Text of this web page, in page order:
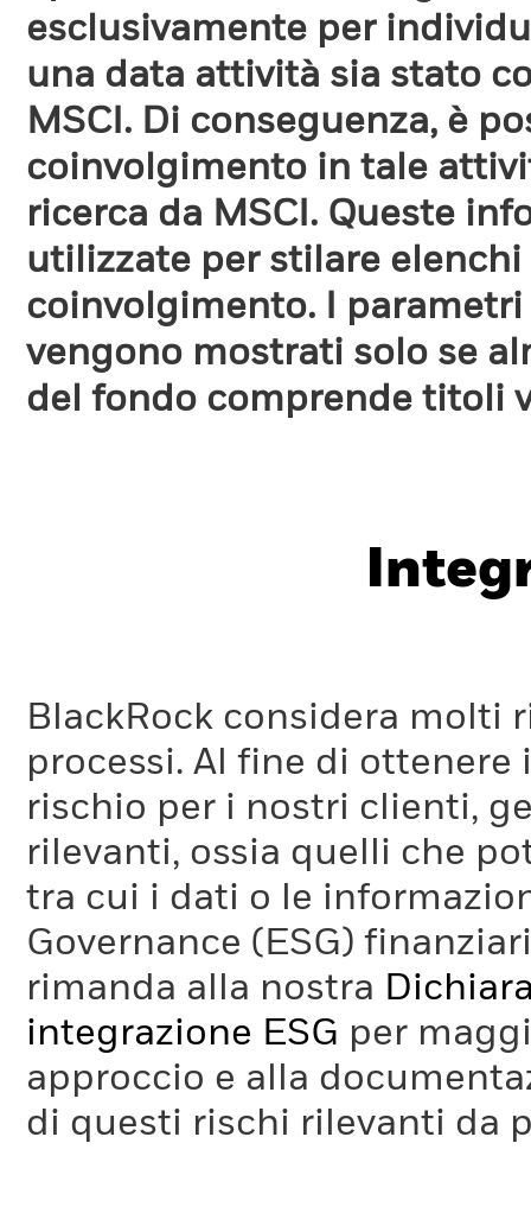
esclusivamente per
una data attività sia stato
MSCI. Di conseguenza, è
coinvolgimento in tale
ricerca da MSCI. Queste
utilizzate per stilare
coinvolgimento. I
vengono mostrati solo se
del fondo comprende titoli
BlackRock considera molti
processi. Al fine di
rischio per i nostri clienti,
rilevanti, ossia quelli che
tra cui i dati o le
Governance (ESG)
rimanda alla nostra
integrazione ESG per
approccio e alla
di questi rischi rilevanti da